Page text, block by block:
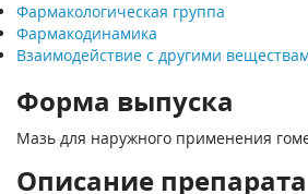
Фармакологическая группа
Фармакодинамика
Взаимодействие с другими
Форма выпуска
Мазь для наружного применения
Описание